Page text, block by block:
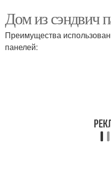
панелей
Дом из сэндвич
Преимущества
панелей: